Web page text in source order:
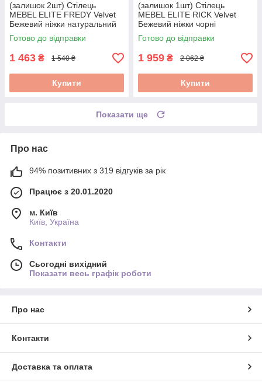
(залишок 2шт) Стілець
MEBEL ELITE FREDY Velvet
Бежевий ніжки натуральний
дуб ME.FREDY/BZ/D/V/K
Готово до відправки
1 463 ₴ 1 540 ₴
Купити
(залишок 1шт) Стілець
MEBEL ELITE RICK Velvet
Бежевий ніжки чорні
ME.RICK/BZ/V/K
Готово до відправки
1 959 ₴ 2 062 ₴
Купити
Показати ще
Про нас
94% позитивних з 319 відгуків за рік
Працює з 20.01.2020
м. Київ
Київ, Україна
Контакти
Сьогодні вихідний
Показати весь графік роботи
Про нас
Контакти
Доставка та оплата